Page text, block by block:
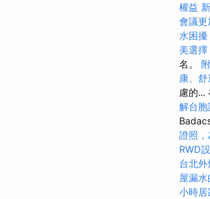
權益
會議
水困擾
美選擇
名。
康、
慮的...
解台胞
證照
RWD
台北
屋漏
小時